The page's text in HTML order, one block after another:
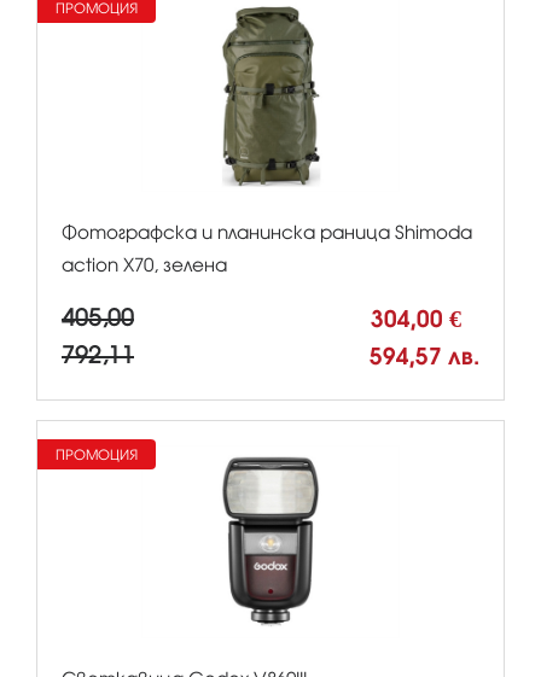
Фотографска и планинска раница Shimoda
action X70, зелена
405,00 304,00 €
792,11 594,57 лв.
ПРОМОЦИЯ
ПРОМОЦИЯ